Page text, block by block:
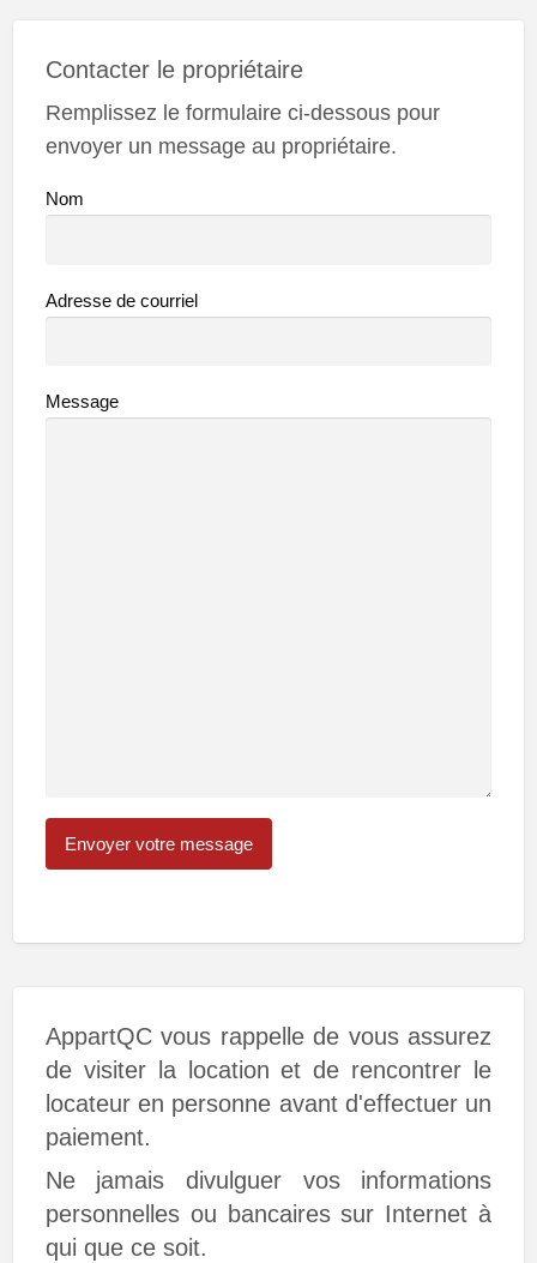
Contacter le propriétaire
Remplissez le formulaire ci-dessous pour
envoyer un message au propriétaire.
Nom
Adresse de courriel
Message
AppartQC vous rappelle de vous assurez
de visiter la location et de rencontrer le
locateur en personne avant d'effectuer un
paiement.
Ne jamais divulguer vos informations
personnelles ou bancaires sur Internet à
qui que ce soit.